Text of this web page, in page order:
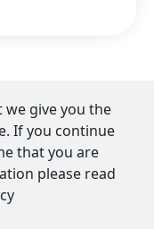
we give you the
If you continue
that you are
please read